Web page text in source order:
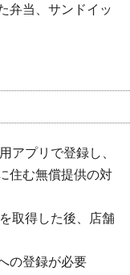
弁当、サンドイッ
アプリで登録し、
住む無償提供の対
取得した後、店舗
の登録が必要